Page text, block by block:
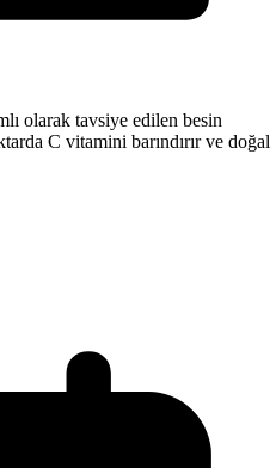
olarak tavsiye edilen besin
C vitamini barındırır ve doğal